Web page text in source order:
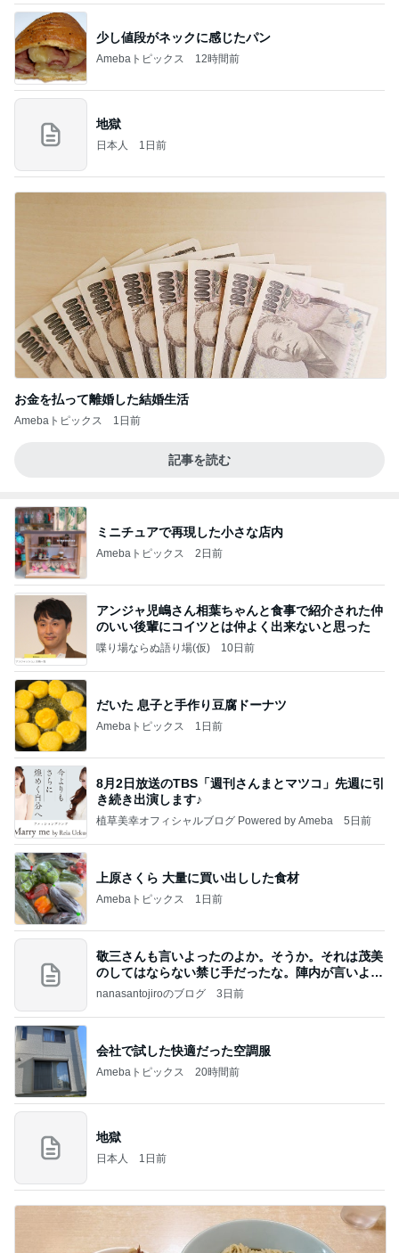
少し値段がネックに感じたパン
Amebaトピックス 12時間前
地獄
日本人 1日前
お金を払って離婚した結婚生活
Amebaトピックス 1日前
記事を読む
ミニチュアで再現した小さな店内
Amebaトピックス 2日前
アンジャ児嶋さん相葉ちゃんと食事で紹介された仲
のいい後輩にコイツとは仲よく出来ないと思った
喋り場ならぬ語り場(仮) 10日前
だいた 息子と手作り豆腐ドーナツ
Amebaトピックス 1日前
8月2日放送のTBS「週刊さんまとマツコ」先週に引
き続き出演します♪
植草美幸オフィシャルブログ Powered by Ameba 5日前
上原さくら 大量に買い出しした食材
Amebaトピックス 1日前
敬三さんも言いよったのよか。そうか。それは茂美
のしてはならない禁じ手だったな。陣内が言いよる
のよ
nanasantojiroのブログ 3日前
会社で試した快適だった空調服
Amebaトピックス 20時間前
地獄
日本人 1日前